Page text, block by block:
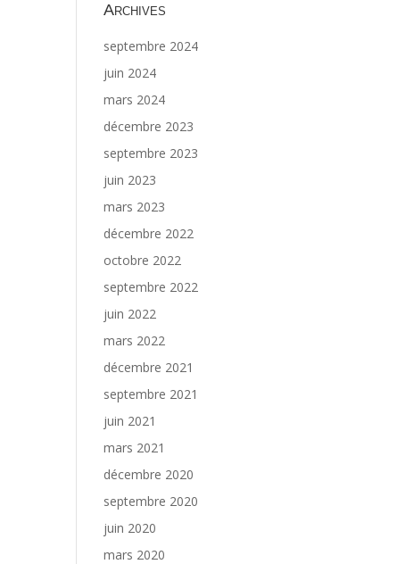
Archives
septembre 2024
juin 2024
mars 2024
décembre 2023
septembre 2023
juin 2023
mars 2023
décembre 2022
octobre 2022
septembre 2022
juin 2022
mars 2022
décembre 2021
septembre 2021
juin 2021
mars 2021
décembre 2020
septembre 2020
juin 2020
mars 2020